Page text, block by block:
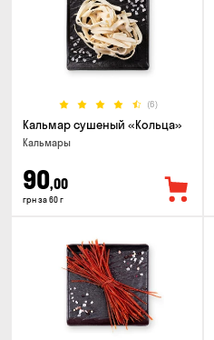
(6)
Кальмар сушеный «Кольца»
Кальмары
90,00
грн за 60 г